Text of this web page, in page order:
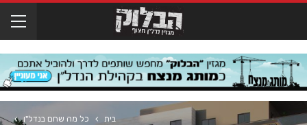
בית כל מה שחם בנדל"ן